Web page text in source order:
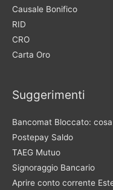
Causale Bonifico
RID
CRO
Carta Oro
Suggerimenti
Bancomat Bloccato:
Postepay Saldo
TAEG Mutuo
Signoraggio Bancario
Aprire conto corrente